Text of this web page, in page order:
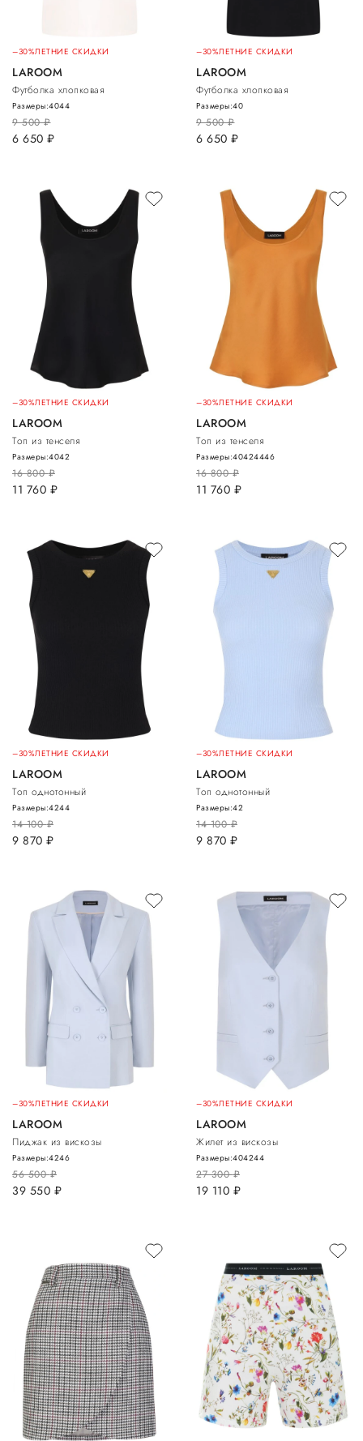
–30%ЛЕТНИЕ СКИДКИ
LAROOM
Футболка хлопковая
9 500руб.
6 650 руб.
Размеры:4044
–30%ЛЕТНИЕ СКИДКИ
LAROOM
Футболка хлопковая
9 500руб.
6 650 руб.
Размеры:40
–30%ЛЕТНИЕ СКИДКИ
LAROOM
Топ из тенселя
16 800руб.
11 760 руб.
Размеры:4042
–30%ЛЕТНИЕ СКИДКИ
LAROOM
Топ из тенселя
16 800руб.
11 760 руб.
Размеры:40424446
–30%ЛЕТНИЕ СКИДКИ
LAROOM
Топ однотонный
14 100руб.
9 870 руб.
Размеры:4244
–30%ЛЕТНИЕ СКИДКИ
LAROOM
Топ однотонный
14 100руб.
9 870 руб.
Размеры:42
–30%ЛЕТНИЕ СКИДКИ
LAROOM
Пиджак из вискозы
56 500руб.
39 550 руб.
Размеры:4246
–30%ЛЕТНИЕ СКИДКИ
LAROOM
Жилет из вискозы
27 300руб.
19 110 руб.
Размеры:404244